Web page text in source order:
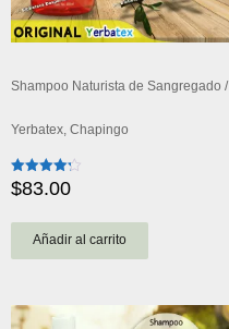
Shampoo Naturista de Sangregado /
Yerbatex, Chapingo
Valorado
con
de 5
$83.00
Añadir al carrito